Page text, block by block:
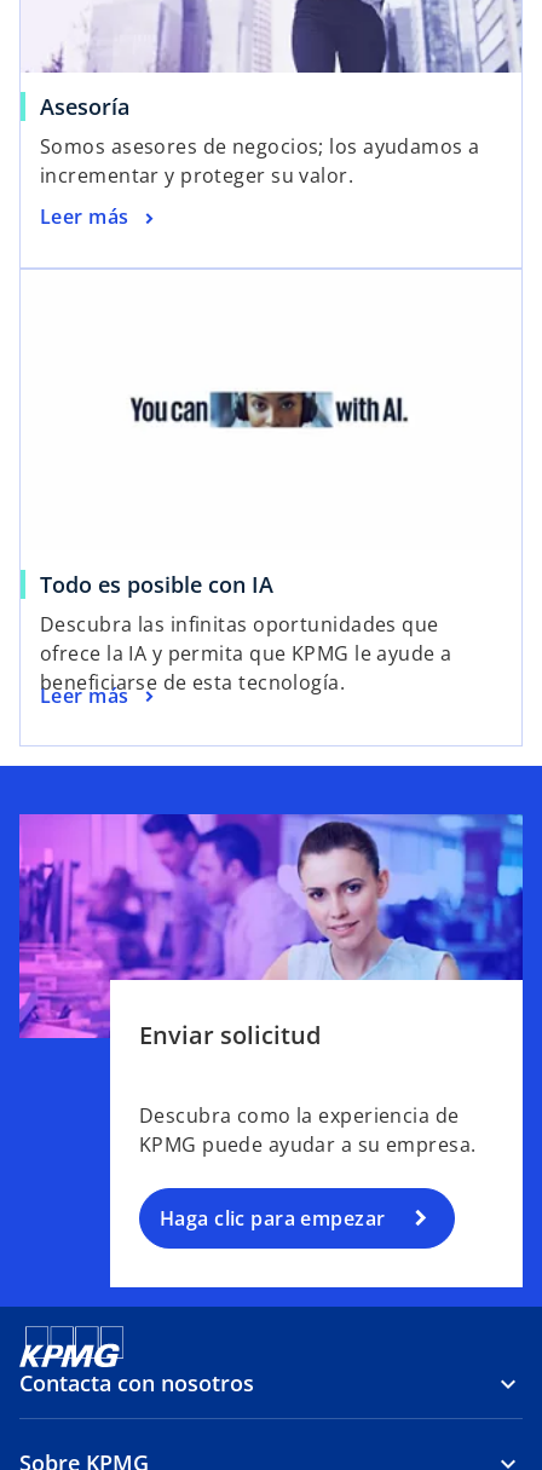
Asesoría
Somos asesores de negocios; los ayudamos a
incrementar y proteger su valor.
Leer más
Todo es posible con IA
Descubra las infinitas oportunidades que
ofrece la IA y permita que KPMG le ayude a
beneficiarse de esta tecnología.
Leer más
Enviar solicitud
Descubra como la experiencia de
KPMG puede ayudar a su empresa.
Haga clic para empezar
Contacta con nosotros
Sobre KPMG